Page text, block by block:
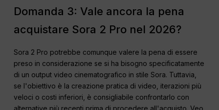
Domanda 3: Vale ancora la pena
acquistare Sora 2 Pro nel 2026?
Sora 2 Pro potrebbe comunque valere la pena di essere
preso in considerazione se si ha bisogno specificatamente
di un output video cinematografico in stile Sora. Tuttavia,
se l'obiettivo è la creazione pratica di video, iterazioni più
veloci o costi inferiori, è consigliabile confrontarlo con